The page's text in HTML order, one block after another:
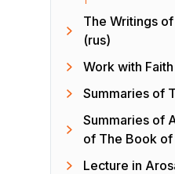
The Writings
(rus)
Work with
Summaries of
Summaries of
of The Book of
Lecture in